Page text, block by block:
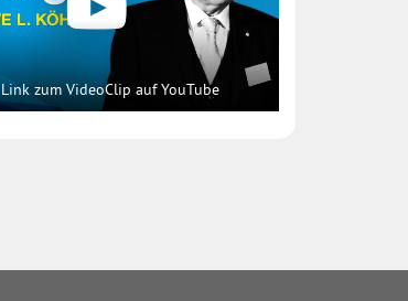
Link zum VideoClip auf YouTube